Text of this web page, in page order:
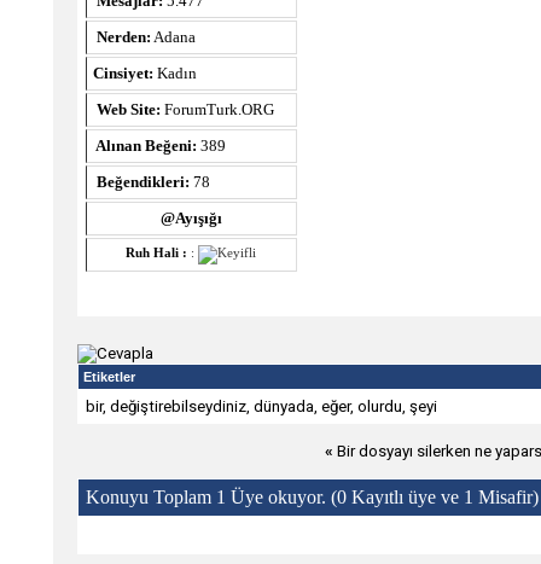
Nerden: Adana
Cinsiyet: Kadın
Web Site: ForumTurk.ORG
Alınan Beğeni: 389
Beğendikleri: 78
@Ayışığı
Ruh Hali : :
Etiketler
bir, değiştirebilseydiniz, dünyada, eğer, olurdu, şeyi
« Bir dosyayı silerken ne
Konuyu Toplam 1 Üye okuyor. (0 Kayıtlı üye ve 1 Misafir)